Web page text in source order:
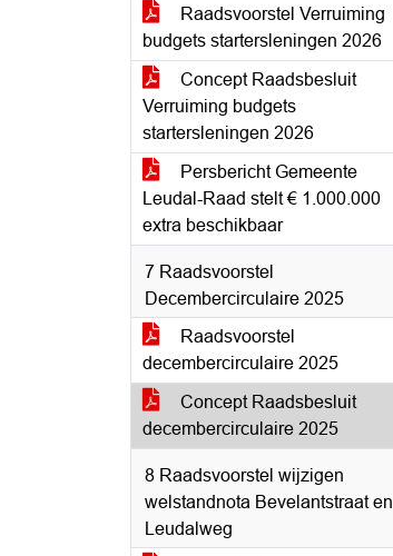
Raadsvoorstel Verruiming
budgets startersleningen 2026
Concept Raadsbesluit
Verruiming budgets
startersleningen 2026
Persbericht Gemeente
Leudal-Raad stelt € 1.000.000
extra beschikbaar
7 Raadsvoorstel
Decembercirculaire 2025
Raadsvoorstel
decembercirculaire 2025
Concept Raadsbesluit
decembercirculaire 2025
8 Raadsvoorstel wijzigen
welstandnota Bevelantstraat en
Leudalweg